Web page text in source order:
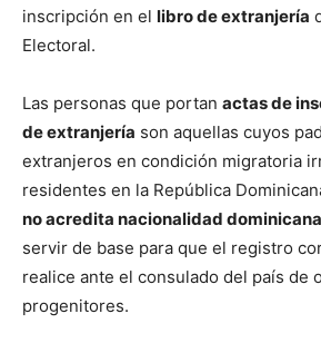
inscripción en el libro de extranjería
Electoral.
Las personas que portan actas de
de extranjería son aquellas cuyos
extranjeros en condición migratoria
residentes en la República
no acredita nacionalidad dominicana
servir de base para que el registro
realice ante el consulado del país de
progenitores.